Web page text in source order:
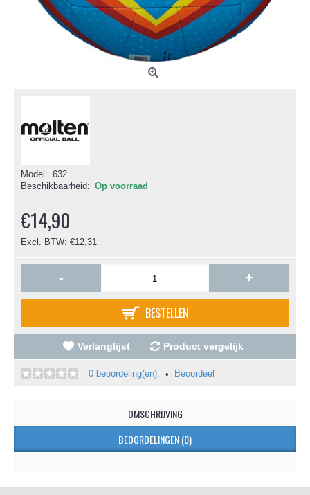
Model: 632
Beschikbaarheid: Op voorraad
€14,90
Excl. BTW: €12,31
- +
BESTELLEN
Verlanglijst Product vergelijk
0 beoordeling(en). • Beoordeel
OMSCHRIJVING
BEOORDELINGEN (0)